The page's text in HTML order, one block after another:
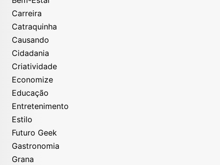
Carreira
Catraquinha
Causando
Cidadania
Criatividade
Economize
Educação
Entretenimento
Estilo
Futuro Geek
Gastronomia
Grana